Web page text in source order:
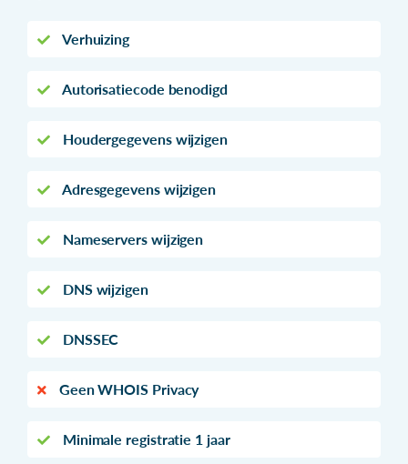
Verhuizing
Autorisatiecode benodigd
Houdergegevens wijzigen
Adresgegevens wijzigen
Nameservers wijzigen
DNS wijzigen
DNSSEC
Geen WHOIS Privacy
Minimale registratie 1 jaar